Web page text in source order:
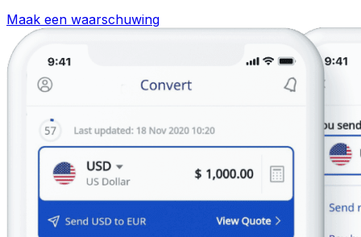
Maak een waarschuwing